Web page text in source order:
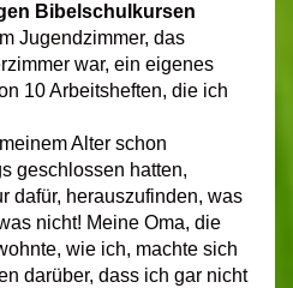
Bibelschulkursen
Jugendzimmer, das
war, ein eigenes
10 Arbeitsheften, die ich
Alter schon
geschlossen hatten,
dafür, herauszufinden, was
nicht! Meine Oma, die
wie ich, machte sich
darüber, dass ich gar nicht